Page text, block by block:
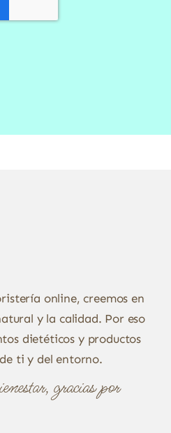
online, creemos en
y la calidad. Por eso
dietéticos y productos
ti y del entorno.
gracias por